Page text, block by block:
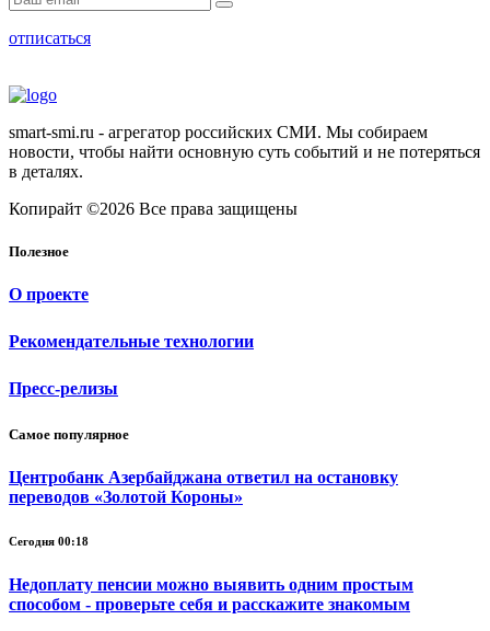
отписаться
smart-smi.ru - агрегатор российских СМИ. Мы собираем
новости, чтобы найти основную суть событий и не потеряться
в деталях.
Копирайт ©2026 Все права защищены
Полезное
О проекте
Рекомендательные технологии
Пресс-релизы
Самое популярное
Центробанк Азербайджана ответил на остановку
переводов «Золотой Короны»
Сегодня 00:18
Недоплату пенсии можно выявить одним простым
способом - проверьте себя и расскажите знакомым